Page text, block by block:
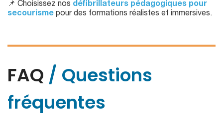
📌 Choisissez nos défibrillateurs pédagogiques pour
secourisme pour des formations réalistes et immersives.
FAQ / Questions
fréquentes